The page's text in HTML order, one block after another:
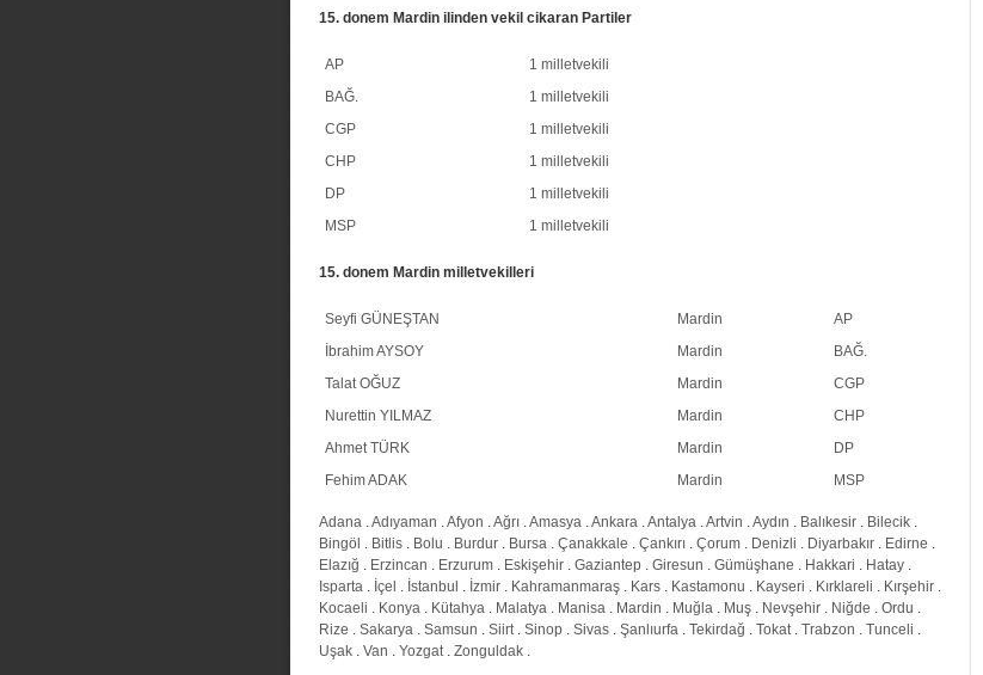
15. donem Mardin ilinden vekil cikaran Partiler
AP
1 milletvekili
BAĞ.
1 milletvekili
CGP
1 milletvekili
CHP
1 milletvekili
DP
1 milletvekili
MSP
1 milletvekili
15. donem Mardin milletvekilleri
Seyfi GÜNEŞTAN Mardin
AP
İbrahim AYSOY
Mardin
BAĞ.
Talat OĞUZ
Mardin
CGP
Nurettin YILMAZ
Mardin
CHP
Ahmet TÜRK
Mardin
DP
Fehim ADAK
Mardin MSP
Adana .Adıyaman .Afyon .Ağrı .Amasya .Ankara .Antalya .Artvin .Aydın . Balıkesir . Bilecik .
Bingöl . Bitlis . Bolu . Burdur . Bursa . Çanakkale . Çankırı . Çorum . Denizli . Diyarbakır . Edirne .
Elazığ . Erzincan . Erzurum . Eskişehir . Gaziantep . Giresun . Gümüşhane . Hakkari . Hatay .
Isparta . İçel . İstanbul . İzmir . Kahramanmaraş . Kars . Kastamonu . Kayseri . Kırklareli . Kırşehir .
Kocaeli . Konya . Kütahya . Malatya . Manisa . Mardin . Muğla . Muş . Nevşehir . Niğde . Ordu .
Rize . Sakarya . Samsun . Siirt. Sinop . Sivas . Şanlıurfa . Tekirdağ . Tokat. Trabzon . Tunceli .
Uşak . Van . Yozgat. Zonguldak .